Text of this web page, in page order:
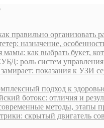
правильно организовать
назначение,
мамы: как выбрать букет,
роль систем
показания к УЗИ
подход к
ботокс: отличия и
методы, этапы
скрытый двигатель